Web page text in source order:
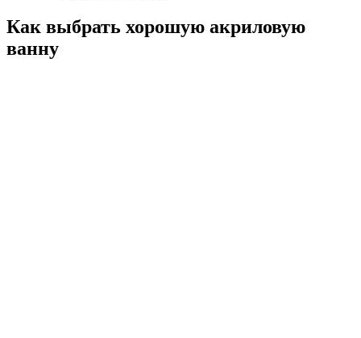
Как выбрать хорошую акриловую
ванну